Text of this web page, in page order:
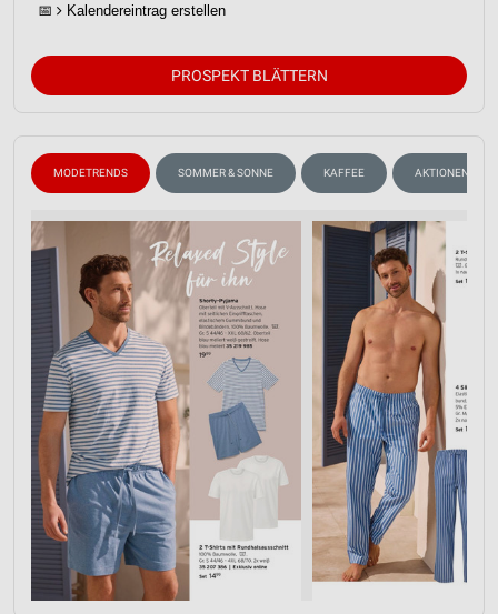
📅 Kalendereintrag erstellen
PROSPEKT BLÄTTERN
MODETRENDS SOMMER & SONNE KAFFEE AKTIONEN,